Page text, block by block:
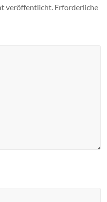
veröffentlicht. Erforderliche